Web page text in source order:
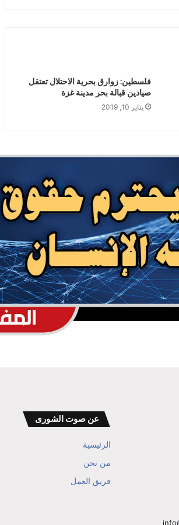
بحضور اتحاد القوى الشعبية .. منظمة انتصاف
السياسي الأعلى يُبارك العملية النوعية
للقوات المسلحة اليمنية ضد تحشيدات العدو
السعودي
مصرع وإصابة المئات من مرتزقة العدو
السعودي وتدمير وإحراق عدد كبير من
معسكرات وتحشيدات العدو السعودي
استهداف ثاني سفينة سعودية في اقل من 24
ساعة
الدكتور بن حبتور يوجه رسالة هامة للنظام
السعودي
فلسطين: زوارق بحرية الاحتلال تعتقل
صيادين قبالة بحر مدينة غزة
يناير 10, 2019
عن صوت الشورى
الرئيسية
من نحن
فريق العمل